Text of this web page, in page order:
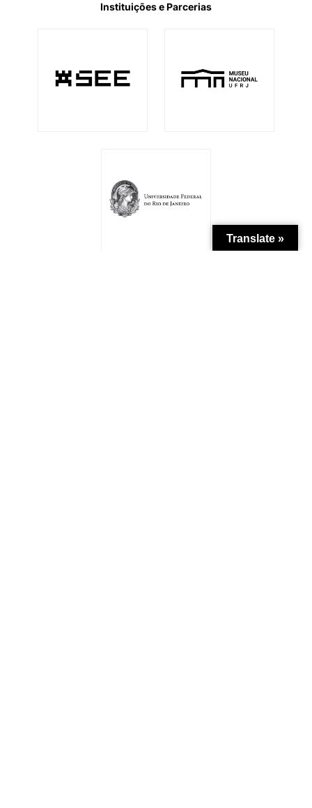
Instituições e Parcerias
Translate »